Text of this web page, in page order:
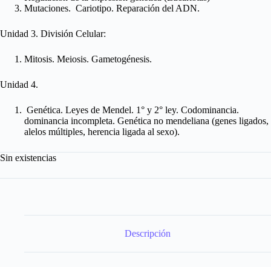
Mutaciones. Cariotipo. Reparación del ADN.
Unidad 3. División Celular:
Mitosis. Meiosis. Gametogénesis.
Unidad 4.
Genética. Leyes de Mendel. 1° y 2° ley. Codominancia.
dominancia incompleta. Genética no mendeliana (genes ligados,
alelos múltiples, herencia ligada al sexo).
Sin existencias
Descripción